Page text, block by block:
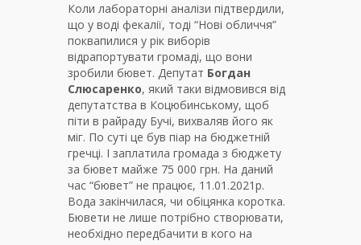
Коли лабораторні аналізи підтвердили,
що у воді фекалії, тоді “Нові обличчя”
поквапилися у рік виборів
відрапортувати громаді, що вони
зробили бювет. Депутат Богдан
Слюсаренко, який таки відмовився від
депутатства в Коцюбинському, щоб
піти в райраду Бучі, вихваляв його як
міг. По суті це був піар на бюджетній
гречці. І заплатила громада з бюджету
за бювет майже 75 000 грн. На даний
час “бювет” не працює, 11.01.2021р.
Вода закінчилася, чи обіцянка коротка.
Бювети не лише потрібно створювати,
необхідно передбачити в кого на